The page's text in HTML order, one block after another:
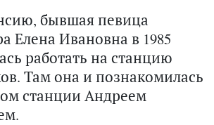
бывшая певица
Елена Ивановна в 1985
работать на станцию
Там она и познакомилась
станции Андреем